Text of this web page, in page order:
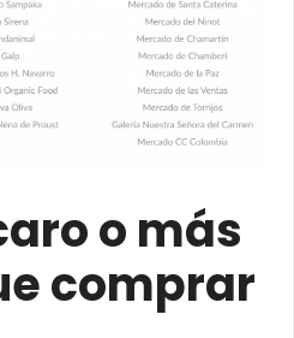
o más
comprar